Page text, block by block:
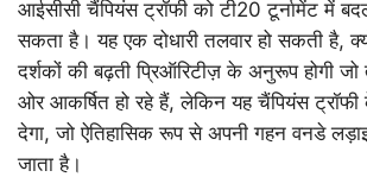
आईसीसी चैंपियंस ट्रॉफी को टी20 टूर्नामेंट में
सकता है। यह एक दोधारी तलवार हो सकती है,
दर्शकों की बढ़ती प्रिऑरिटीज़ के अनुरूप होगी
ओर आकर्षित हो रहे हैं, लेकिन यह चैंपियंस ट्रॉफी
देगा, जो ऐतिहासिक रूप से अपनी गहन वनडे
जाता है।